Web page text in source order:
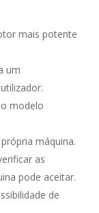
mais potente
um
modelo
máquina.
as
pode aceitar.
de